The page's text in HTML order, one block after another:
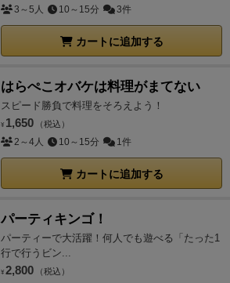
3～5人 10～15分 3件
カートに追加する
はらぺこオバケは料理がまてない
スピード勝負で料理をそろえよう！
¥ 1,650 （税込）
2～4人 10～15分 1件
カートに追加する
パーティキンゴ！
パーティーで大活躍！何人でも遊べる「たった1
行で行うビン...
¥ 2,800 （税込）